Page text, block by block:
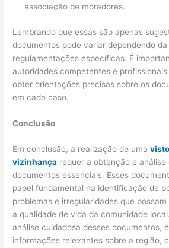
associação de moradores.
Lembrando que essas são apenas
documentos pode variar dependendo
regulamentações específicas. É
autoridades competentes e
obter orientações precisas sobre os
em cada caso.
Conclusão
Em conclusão, a realização de uma
vizinhança requer a obtenção e análise
documentos essenciais. Esses
papel fundamental na identificação de
problemas e irregularidades que
a qualidade de vida da comunidade
análise cuidadosa desses documentos,
informações relevantes sobre a região,